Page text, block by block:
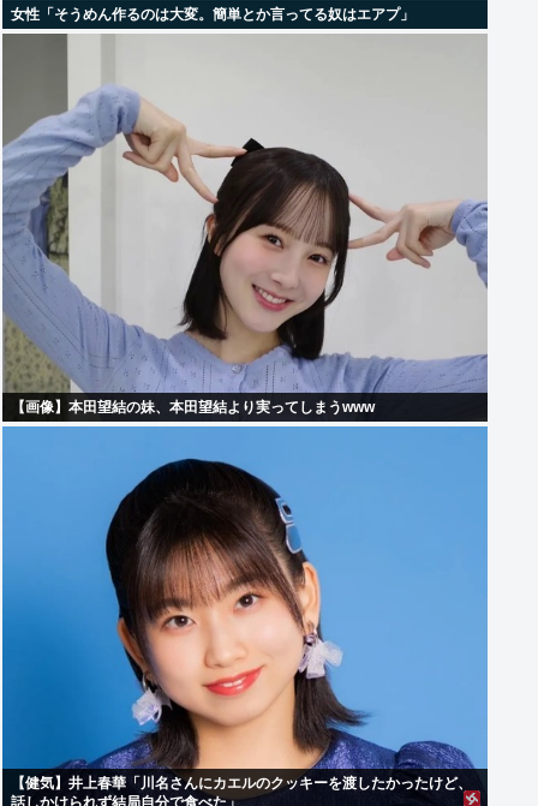
女性「そうめん作るのは大変。簡単とか言ってる奴はエアプ」
【画像】本田望結の妹、本田望結より実ってしまうwww
【健気】井上春華「川名さんにカエルのクッキーを渡したかったけど、